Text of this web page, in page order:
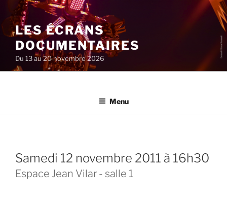
au
contenu
principal
LES ÉCRANS
DOCUMENTAIRES
Du 13 au 20 novembre 2026
Menu
samedi 12 novembre 2011 à 16h30
Espace Jean Vilar - salle 1